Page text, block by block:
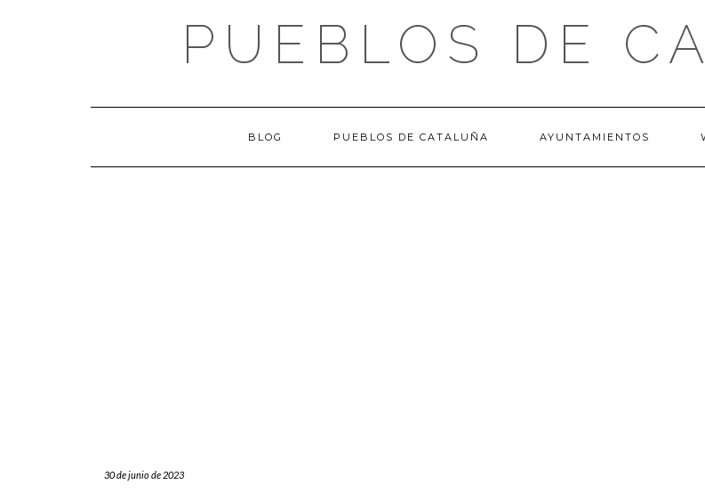
PUEBLOS DE
BLOG PUEBLOS DE CATALUÑA AYUNTAMIENTOS
30 de junio de 2023